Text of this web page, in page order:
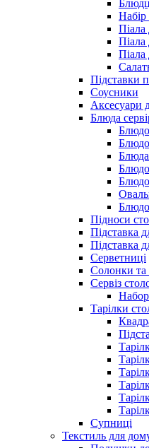
Набір
Піала
Піала
Піала
Підставки
Соусники
Аксесуари
Блюда
Блюда
Підноси
Підставка
Підставка
Серветниці
Солонки та
Сервіз
Тарілки
Супниці
Текстиль для